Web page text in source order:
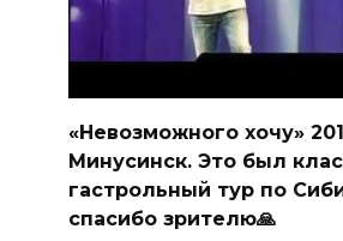
«Невозможного хочу»
Минусинск. Это был
гастрольный тур по
спасибо зрителю🙏